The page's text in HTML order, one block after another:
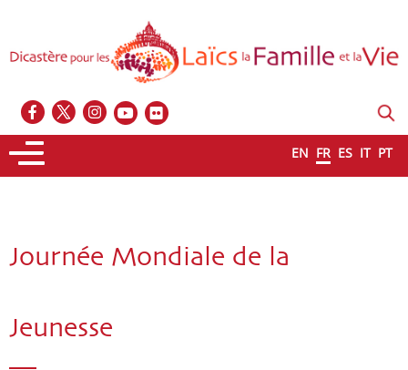
EN FR ES IT PT
Journée Mondiale de la
Jeunesse